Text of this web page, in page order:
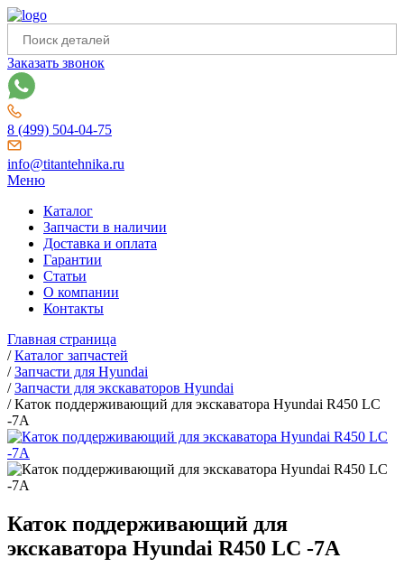
Заказать звонок
8 (499) 504-04-75
info@titantehnika.ru
Меню
Каталог
Запчасти в наличии
Доставка и оплата
Гарантии
Статьи
О компании
Контакты
Главная страница
/Каталог запчастей
/Запчасти для Hyundai
/Запчасти для экскаваторов Hyundai
/Каток поддерживающий для экскаватора Hyundai R450 LC
-7A
Каток поддерживающий для
экскаватора Hyundai R450 LC -7A